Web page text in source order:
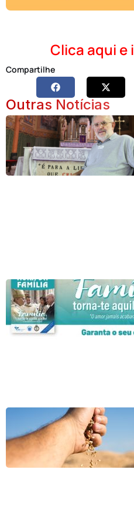
Clica aqui e
Compartilhe
Outras Notícias